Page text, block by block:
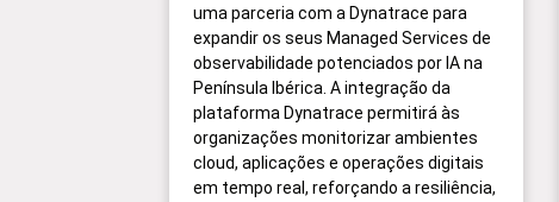
uma parceria com a Dynatrace para
expandir os seus Managed Services de
observabilidade potenciados por IA na
Península Ibérica. A integração da
plataforma Dynatrace permitirá às
organizações monitorizar ambientes
cloud, aplicações e operações digitais
em tempo real, reforçando a resiliência,